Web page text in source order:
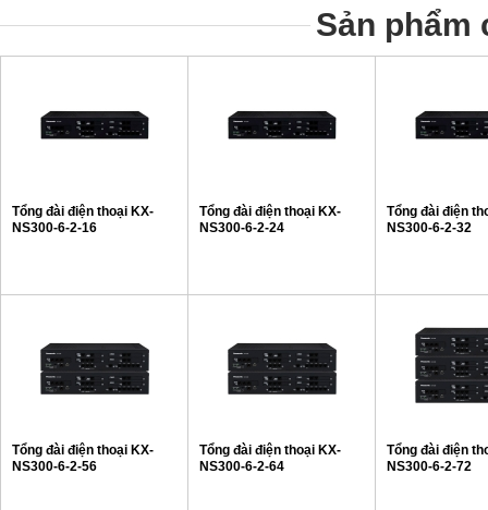
Sản phẩm
Tổng đài điện thoại KX-
NS300-6-2-16
Tổng đài điện thoại KX-
NS300-6-2-24
Tổng đài điện
NS300-6-2-32
Tổng đài điện thoại KX-
NS300-6-2-56
Tổng đài điện thoại KX-
NS300-6-2-64
Tổng đài điện
NS300-6-2-72